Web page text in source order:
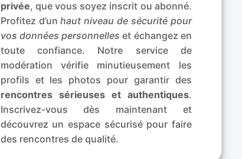
privée, que vous soyez inscrit ou abonné.
Profitez d’unhaut niveau de sécurité pour
vos données personnelles et échangez en
toute confiance. Notre service de
modération vérifie minutieusement les
profils et les photos pour garantir des
rencontres sérieuses et authentiques.
Inscrivez-vous dès maintenant et
découvrez un espace sécurisé pour faire
des rencontres de qualité.